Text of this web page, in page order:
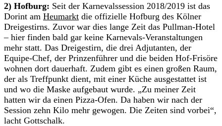
2) Hofburg: Seit der Karnevalssession 2018/2019 ist das
Dorint am Heumarkt die offizielle Hofburg des Kölner
Dreigestirns. Zuvor war dies lange Zeit das Pullman-Hotel
– hier finden bald gar keine Karnevals-Veranstaltungen
mehr statt. Das Dreigestirn, die drei Adjutanten, der
Equipe-Chef, der Prinzenführer und die beiden Hof-Frisöre
wohnen dort dauerhaft. Zudem gibt es einen großen Raum,
der als Treffpunkt dient, mit einer Küche ausgestattet ist
und wo die Maske aufgebaut wurde. „Zu meiner Zeit
hatten wir da einen Pizza-Ofen. Da haben wir nach der
Session zehn Kilo mehr gewogen. Die Zeiten sind vorbei“,
lacht Gottschalk.